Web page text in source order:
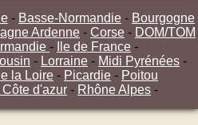
- Basse-Normandie - Bourgogne
Ardenne - Corse - DOM/TOM
- Ile de France -
- Lorraine - Midi Pyrénées -
la Loire - Picardie - Poitou
d'azur - Rhône Alpes -